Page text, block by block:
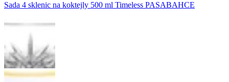
Sada 4 sklenic na koktejly 500 ml Timeless PASABAHCE